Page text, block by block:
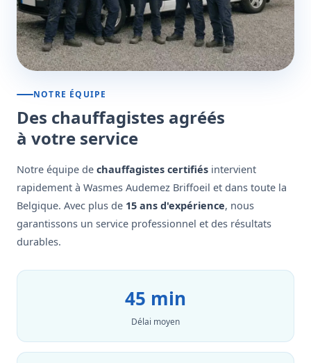
NOTRE ÉQUIPE
Des chauffagistes agréés
à votre service
Notre équipe de chauffagistes certifiés intervient
rapidement à Wasmes Audemez Briffoeil et dans toute la
Belgique. Avec plus de 15 ans d'expérience, nous
garantissons un service professionnel et des résultats
durables.
45 min
Délai moyen